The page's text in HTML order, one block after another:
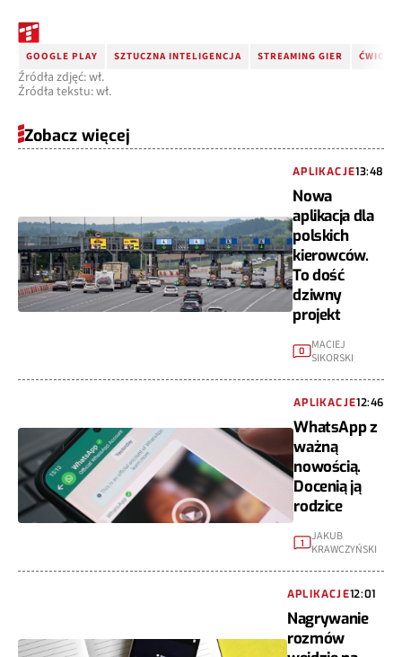
GOOGLE PLAY SZTUCZNA INTELIGENCJA STREAMING GIER
Źródła zdjęć: wł.
Źródła tekstu: wł.
Zobacz więcej
APLIKACJE13:48
Nowa
aplikacja dla
polskich
kierowców.
To dość
dziwny
projekt
0 MACIEJ
SIKORSKI
APLIKACJE12:46
WhatsApp z
ważną
nowością.
Docenią ją
rodzice
1
JAKUB
KRAWCZYŃSKI
APLIKACJE12:01
Nagrywanie
rozmów